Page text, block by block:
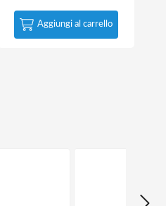
Aggiungi al carrello